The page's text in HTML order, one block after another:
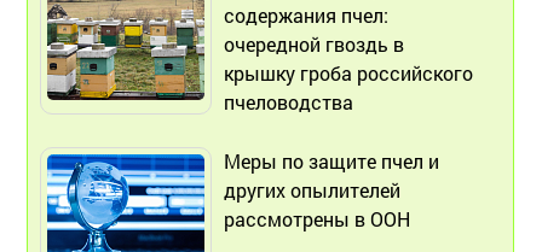
содержания пчел:
очередной гвоздь в
крышку гроба российского
пчеловодства
Меры по защите пчел и
других опылителей
рассмотрены в ООН